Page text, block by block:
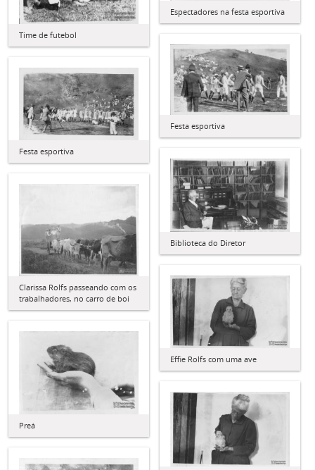
Espectadores na festa esportiva
Time de futebol
Festa esportiva
Festa esportiva
Biblioteca do Diretor
Clarissa Rolfs passeando com os
trabalhadores, no carro de boi
Effie Rolfs com uma ave
Preá